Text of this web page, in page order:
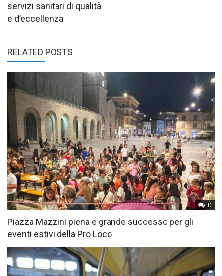
servizi sanitari di qualità
e d’eccellenza
RELATED POSTS
0
Piazza Mazzini piena e grande successo per gli
eventi estivi della Pro Loco